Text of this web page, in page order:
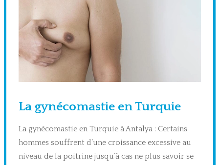
La gynécomastie en Turquie
La gynécomastie en Turquie à Antalya : Certains
hommes souffrent d’une croissance excessive au
niveau de la poitrine jusqu’à cas ne plus savoir se